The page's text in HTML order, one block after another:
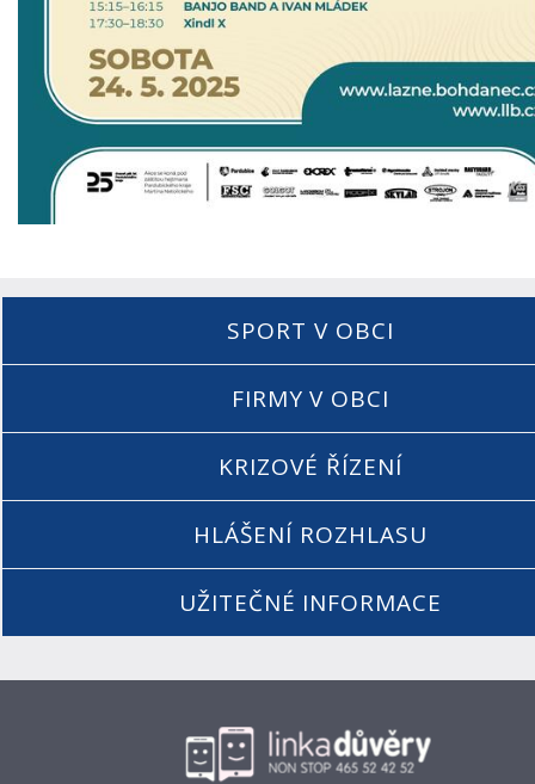
SPORT V OBCI
FIRMY V OBCI
KRIZOVÉ ŘÍZENÍ
HLÁŠENÍ ROZHLASU
UŽITEČNÉ INFORMACE